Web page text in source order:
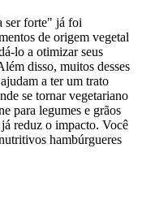
ser forte" já foi
de origem vegetal
lo a otimizar seus
disso, muitos desses
a ter um trato
se tornar vegetariano
para legumes e grãos
reduz o impacto. Você
hambúrgueres